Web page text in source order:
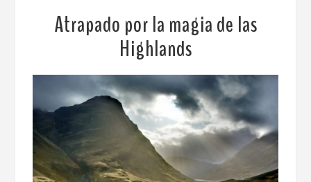
Atrapado por la magia de las
Highlands